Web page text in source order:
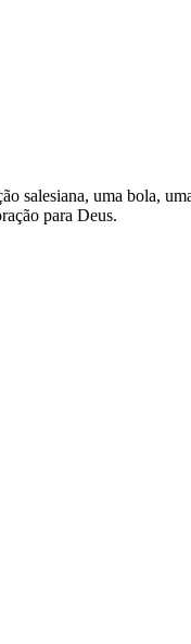
salesiana, uma bola,
para Deus.